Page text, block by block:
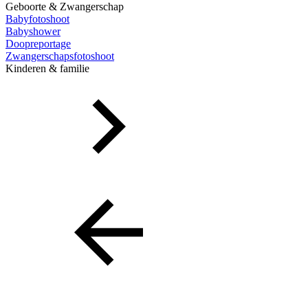
Geboorte & Zwangerschap
Babyfotoshoot
Babyshower
Doopreportage
Zwangerschapsfotoshoot
Kinderen & familie